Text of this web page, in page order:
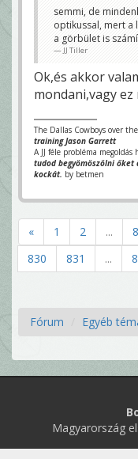
semmi, de
optikussal, mert a
a görbület is
JJ Tiller
Ok,és akkor
mondani,vagy
The Dallas Cowboys over
training Jason Garrett
A JJ féle probléma
tudod begyömöszölni
kockát. by betmen
« 1 2 ...
830
831 ...
Fórum Egyéb
Magyarország